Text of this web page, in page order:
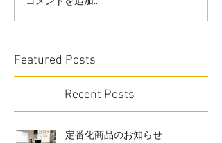
Featured Posts
Recent Posts
定番化商品のお知らせ